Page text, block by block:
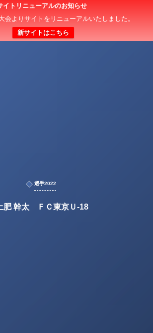
イトリニューアルのお知らせ
会よりサイトをリニューアルいたしました。
新サイトはこちら
選手2022
肥 幹太 ＦＣ東京Ｕ-18